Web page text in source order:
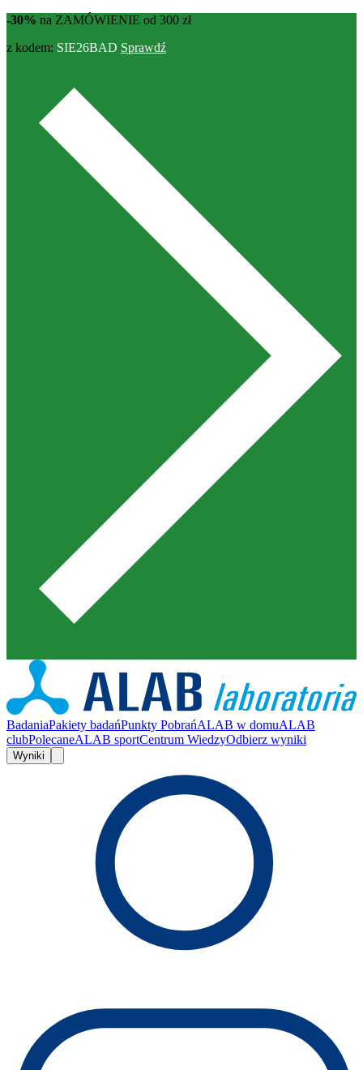
-30% na ZAMÓWIENIE od 300 zł
z kodem: SIE26BAD Sprawdź
BadaniaPakiety badańPunkty PobrańALAB w domuALAB
clubPolecaneALAB sportCentrum WiedzyOdbierz wyniki
Wyniki